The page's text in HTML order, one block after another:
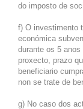
do imposto de
f) O investimento
económica
durante os 5
proxecto, prazo
beneficiario
non se trate de
g) No caso dos